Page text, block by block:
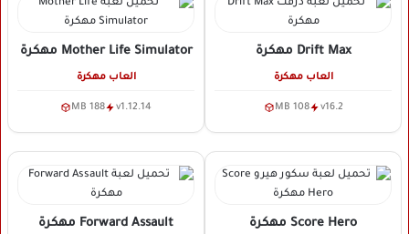
Drift Max مهكرة
العاب مهكرة
v16.2
108 MB
Mother Life Simulator مهكرة
العاب مهكرة
v1.12.14
188 MB
Score Hero مهكرة Forward Assault مهكرة